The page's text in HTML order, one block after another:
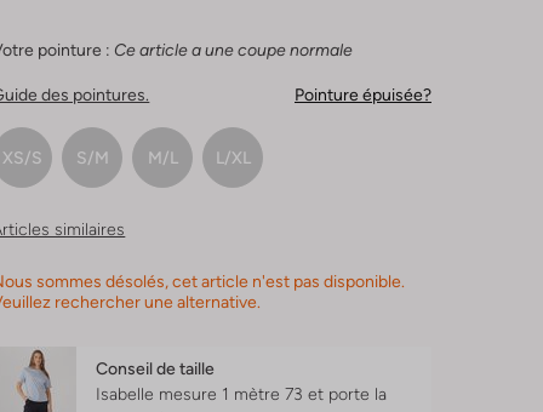
pointure : Ce article a une coupe normale
des pointures. Pointure épuisée?
XS/S S/M M/L L/XL
similaires
sommes désolés, cet article n'est pas disponible.
rechercher une alternative.
Conseil de taille
Isabelle mesure 1 mètre 73 et porte la